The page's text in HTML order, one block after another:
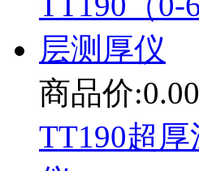
商品价:0.00
TT190超